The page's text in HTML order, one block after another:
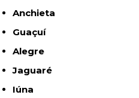
Anchieta
Guaçuí
Alegre
Jaguaré
Iúna